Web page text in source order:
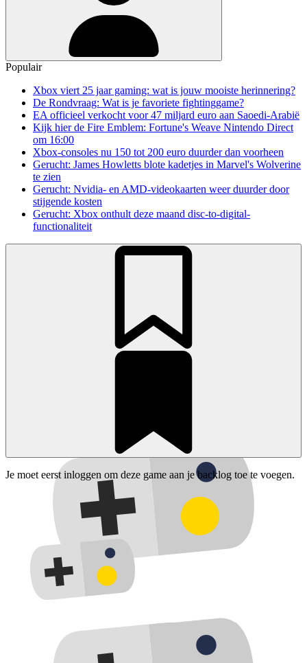
Populair
Xbox viert 25 jaar gaming: wat is jouw mooiste herinnering?
De Rondvraag: Wat is je favoriete fightinggame?
EA officieel verkocht voor 47 miljard euro aan Saoedi-Arabië
Kijk hier de Fire Emblem: Fortune's Weave Nintendo Direct
om 16:00
Xbox-consoles nu 150 tot 200 euro duurder dan voorheen
Gerucht: James Howletts blote kadetjes in Marvel's Wolverine
te zien
Gerucht: Nvidia- en AMD-videokaarten weer duurder door
stijgende kosten
Gerucht: Xbox onthult deze maand disc-to-digital-
functionaliteit
Je moet eerst inloggen om deze game aan je backlog toe te voegen.